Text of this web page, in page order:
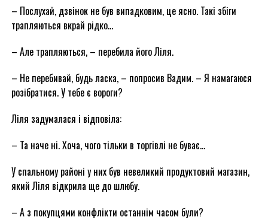
– Послухай, дзвінок не був випадковим, це ясно. Такі збіги
трапляються вкрай рідко…
– Але трапляються, – перебила його Ліля.
– Не перебивай, будь ласка, – попросив Вадим. – Я намагаюся
розібратися. У тебе є вороги?
Ліля задумалася і відповіла:
– Та наче ні. Хоча, чого тільки в торгівлі не буває…
У спальному районі у них був невеликий продуктовий магазин,
який Ліля відкрила ще до шлюбу.
– А з покупцями конфлікти останнім часом були?